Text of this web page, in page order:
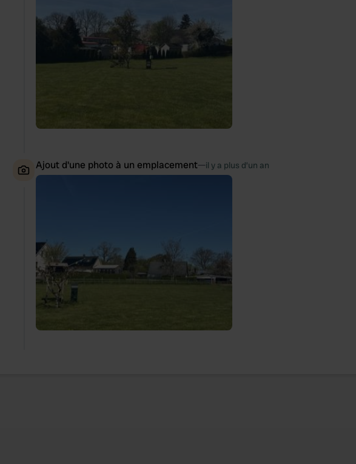
Ajout d'une photo à un emplacement—il y a plus d’un an